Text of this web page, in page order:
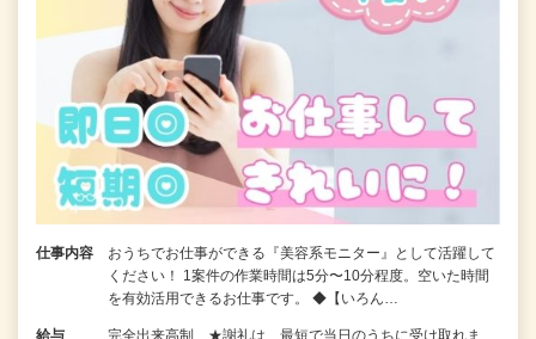
仕事内容
おうちでお仕事ができる『美容系モニター』として活躍して
ください！ 1案件の作業時間は5分〜10分程度。空いた時間
を有効活用できるお仕事です。 ◆【いろん…